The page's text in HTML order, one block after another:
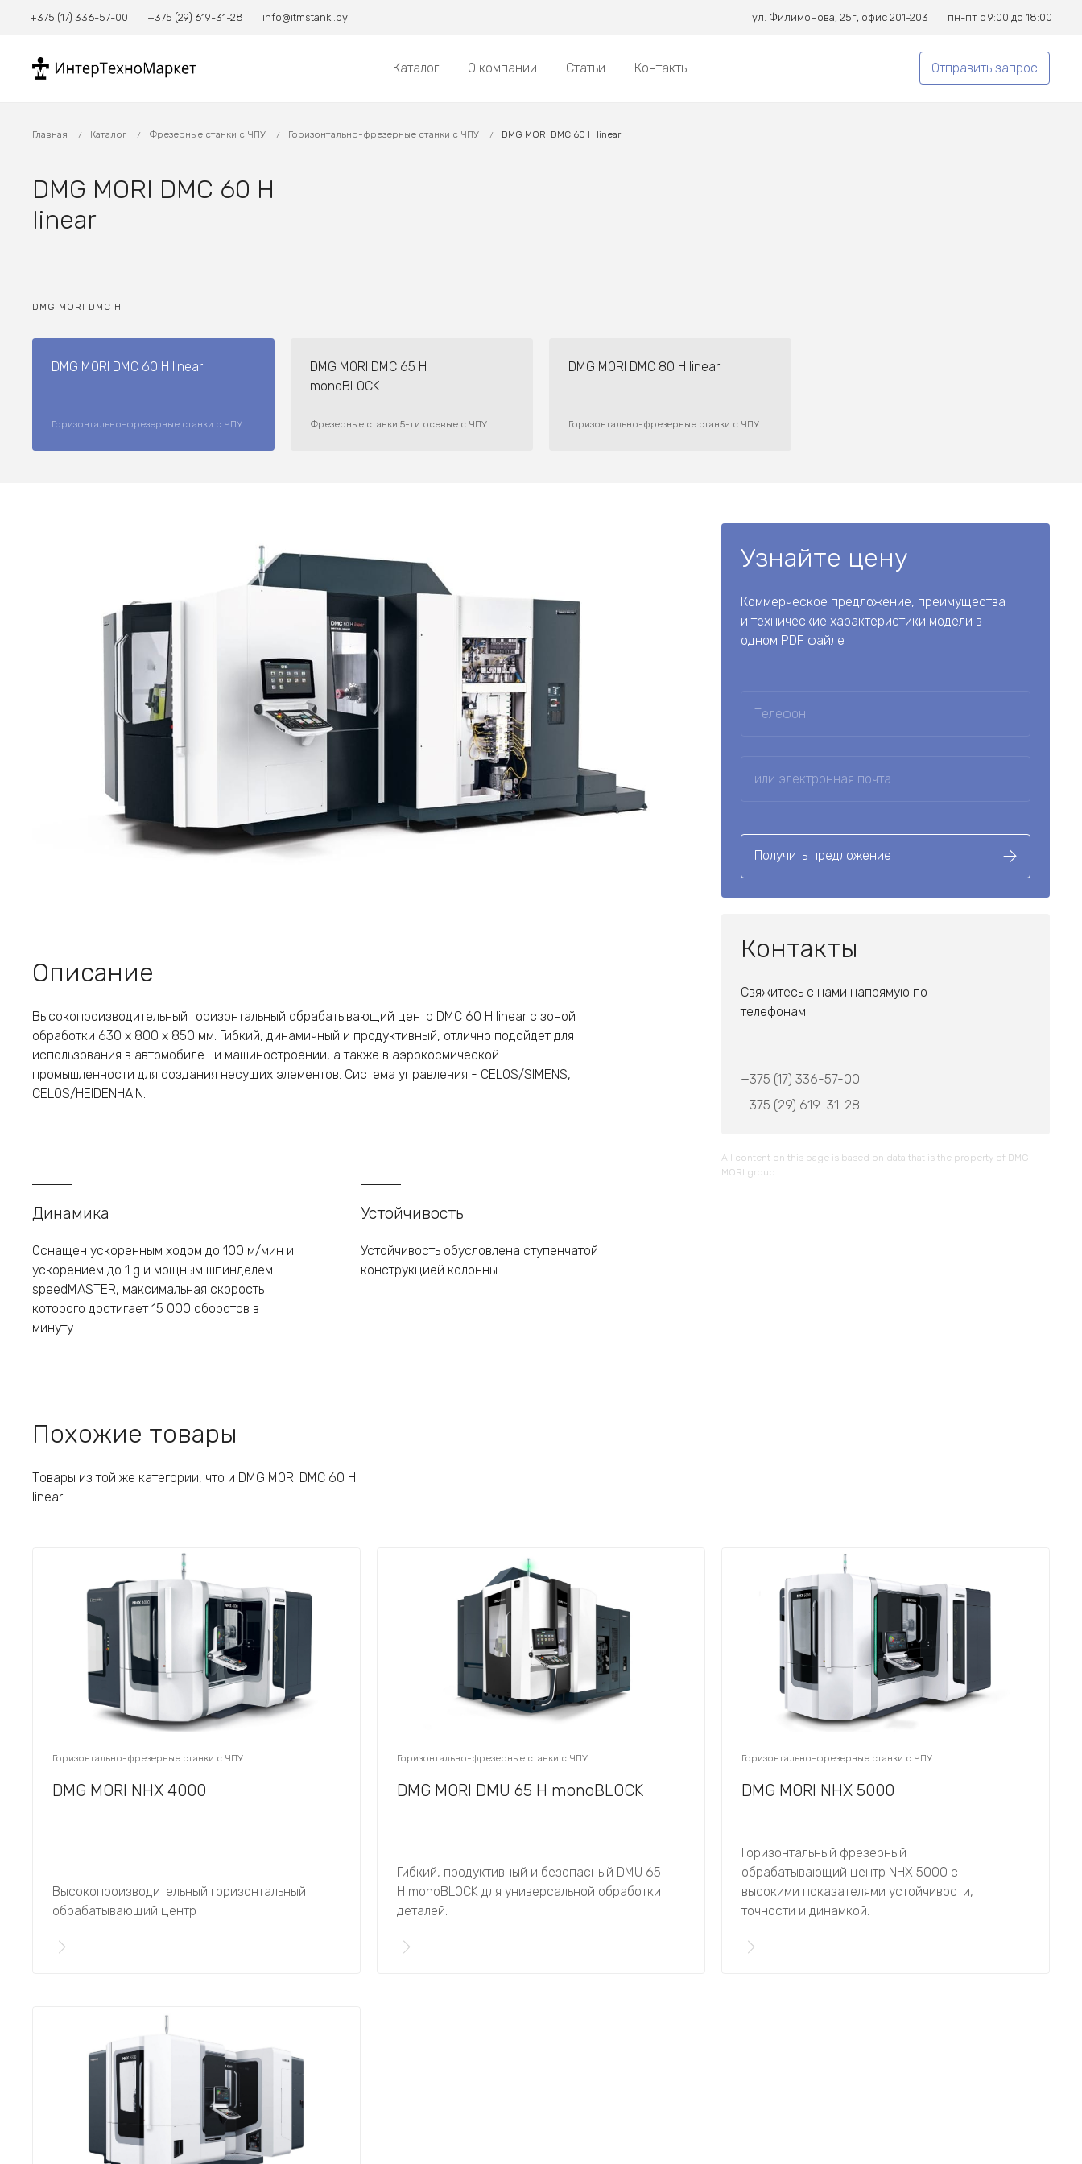
+375 (17) 336-57-00 +375 (29) 619-31-28 info@itmstanki.by ул. Филимонова, 25г, офис 201-203 пн-пт с 9:00 до 18:00
Каталог О компании Статьи Контакты Отправить запрос
Главная Каталог Фрезерные станки с ЧПУ Горизонтально-фрезерные станки с ЧПУ DMG MORI DMC 60 H linear
DMG MORI DMC 60 H
linear
DMG MORI DMC H
DMG MORI DMC 60 H linear
Горизонтально-фрезерные станки с ЧПУ
DMG MORI DMC 65 H
monoBLOCK​​​​​​​
Фрезерные станки 5-ти осевые с ЧПУ
DMG MORI DMC 80 H linear
Горизонтально-фрезерные станки с ЧПУ
Описание
Высокопроизводительный горизонтальный обрабатывающий центр DMC 60 H linear с зоной
обработки 630 х 800 х 850 мм. Гибкий, динамичный и продуктивный, отлично подойдет для
использования в автомобиле- и машиностроении, а также в аэрокосмической
промышленности для создания несущих элементов. Система управления - CELOS/SIMENS,
CELOS/HEIDENHAIN.
Динамика
Оснащен ускоренным ходом до 100 м/мин и
ускорением до 1 g и мощным шпинделем
speedMASTER, максимальная скорость
которого достигает 15 000 оборотов в
минуту.
Устойчивость
Устойчивость обусловлена ступенчатой
конструкцией колонны.
Узнайте цену
Коммерческое предложение, преимущества
и технические характеристики модели в
одном PDF файле
Получить предложение
Контакты
Свяжитесь с нами напрямую по
телефонам
+375 (17) 336-57-00
+375 (29) 619-31-28
All content on this page is based on data that is the property of DMG
MORI group.
Похожие товары
Товары из той же категории, что и DMG MORI DMC 60 H
linear
Горизонтально-фрезерные станки с ЧПУ
DMG MORI NHX 4000
Высокопроизводительный горизонтальный
обрабатывающий центр
Горизонтально-фрезерные станки с ЧПУ
DMG MORI DMU 65 H monoBLOCK​​​​​​​
Гибкий, продуктивный и безопасный DMU 65
H monoBLOCK​​​​​​​ для универсальной обработки
деталей.
Горизонтально-фрезерные станки с ЧПУ
DMG MORI NHX 5000
Горизонтальный фрезерный
обрабатывающий центр NHX 5000 с
высокими показателями устойчивости,
точности и динамкой.